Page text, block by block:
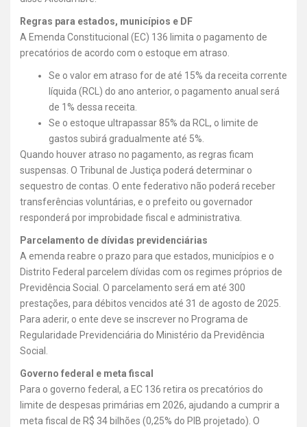
Regras para estados, municípios e DF
A Emenda Constitucional (EC) 136 limita o pagamento de
precatórios de acordo com o estoque em atraso.
Se o valor em atraso for de até 15% da receita corrente
líquida (RCL) do ano anterior, o pagamento anual será
de 1% dessa receita.
Se o estoque ultrapassar 85% da RCL, o limite de
gastos subirá gradualmente até 5%.
Quando houver atraso no pagamento, as regras ficam
suspensas. O Tribunal de Justiça poderá determinar o
sequestro de contas. O ente federativo não poderá receber
transferências voluntárias, e o prefeito ou governador
responderá por improbidade fiscal e administrativa.
Parcelamento de dívidas previdenciárias
A emenda reabre o prazo para que estados, municípios e o
Distrito Federal parcelem dívidas com os regimes próprios de
Previdência Social. O parcelamento será em até 300
prestações, para débitos vencidos até 31 de agosto de 2025.
Para aderir, o ente deve se inscrever no Programa de
Regularidade Previdenciária do Ministério da Previdência
Social.
Governo federal e meta fiscal
Para o governo federal, a EC 136 retira os precatórios do
limite de despesas primárias em 2026, ajudando a cumprir a
meta fiscal de R$ 34 bilhões (0,25% do PIB projetado). O